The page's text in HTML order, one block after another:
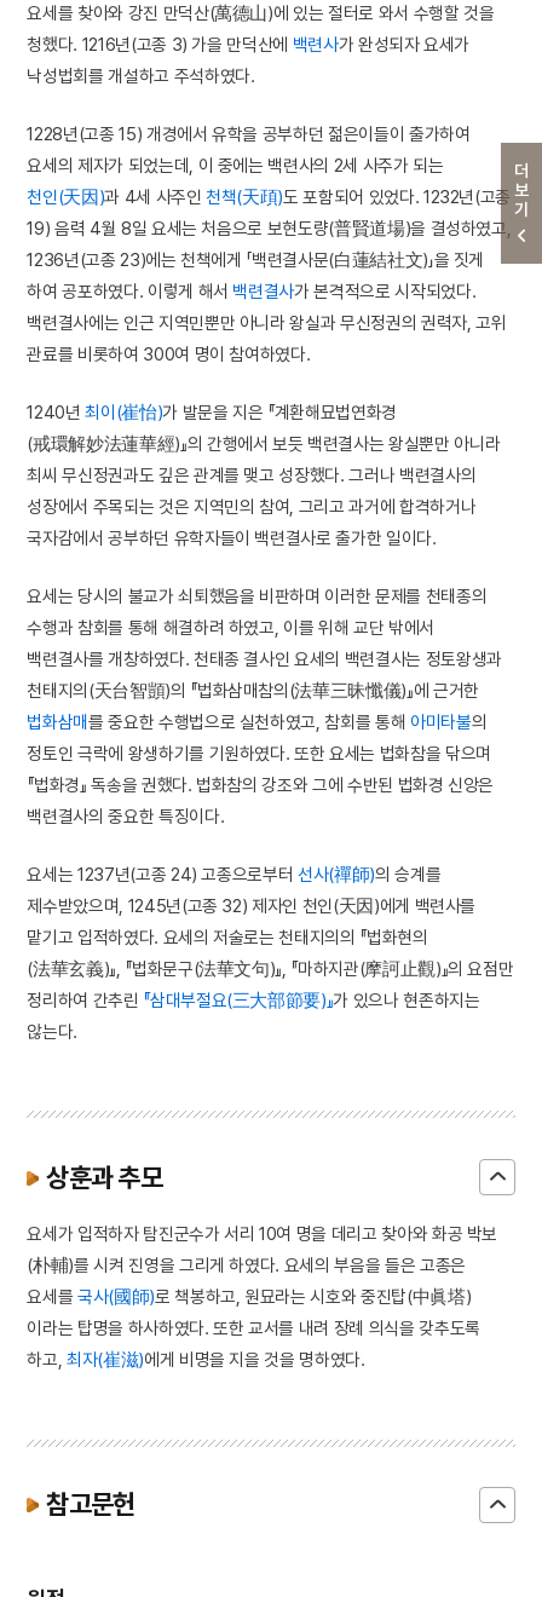
더보기
요세를 찾아와 강진 만덕산(萬德山)에 있는 절터로 와서 수행할 것을
청했다. 1216년(고종 3) 가을 만덕산에 백련사가 완성되자 요세가
낙성법회를 개설하고 주석하였다.
1228년(고종 15) 개경에서 유학을 공부하던 젊은이들이 출가하여
요세의 제자가 되었는데, 이 중에는 백련사의 2세 사주가 되는
천인(天因)과 4세 사주인천책(天頙)도 포함되어 있었다. 1232년(고종
19) 음력 4월 8일 요세는 처음으로 보현도량(普賢道場)을 결성하였고,
1236년(고종 23)에는 천책에게 「백련결사문(白蓮結社文)」을 짓게
하여 공포하였다. 이렇게 해서 백련결사가 본격적으로 시작되었다.
백련결사에는 인근 지역민뿐만 아니라 왕실과 무신정권의 권력자, 고위
관료를 비롯하여 300여 명이 참여하였다.
1240년최이(崔怡)가 발문을 지은 『계환해묘법연화경
(戒環解妙法蓮華經)』의 간행에서 보듯 백련결사는 왕실뿐만 아니라
최씨 무신정권과도 깊은 관계를 맺고 성장했다. 그러나 백련결사의
성장에서 주목되는 것은 지역민의 참여, 그리고 과거에 합격하거나
국자감에서 공부하던 유학자들이 백련결사로 출가한 일이다.
요세는 당시의 불교가 쇠퇴했음을 비판하며 이러한 문제를 천태종의
수행과 참회를 통해 해결하려 하였고, 이를 위해 교단 밖에서
백련결사를 개창하였다. 천태종 결사인 요세의 백련결사는 정토왕생과
천태지의(天台智顗)의 『법화삼매참의(法華三昧懺儀)』에 근거한
법화삼매를 중요한 수행법으로 실천하였고, 참회를 통해 아미타불의
정토인 극락에 왕생하기를 기원하였다. 또한 요세는 법화참을 닦으며
『법화경』 독송을 권했다. 법화참의 강조와 그에 수반된 법화경 신앙은
백련결사의 중요한 특징이다.
요세는 1237년(고종 24) 고종으로부터선사(禪師)의 승계를
제수받았으며, 1245년(고종 32) 제자인 천인(天因)에게 백련사를
맡기고 입적하였다. 요세의 저술로는 천태지의의 『법화현의
(法華玄義)』, 『법화문구(法華文句)』, 『마하지관(摩訶止觀)』의 요점만
정리하여 간추린 『삼대부절요(三大部節要)』가 있으나 현존하지는
않는다.
상훈과 추모
요세가 입적하자 탐진군수가 서리 10여 명을 데리고 찾아와 화공 박보
(朴輔)를 시켜 진영을 그리게 하였다. 요세의 부음을 들은 고종은
요세를국사(國師)로 책봉하고, 원묘라는 시호와 중진탑(中眞塔)
이라는 탑명을 하사하였다. 또한 교서를 내려 장례 의식을 갖추도록
하고,최자(崔滋)에게 비명을 지을 것을 명하였다.
참고문헌